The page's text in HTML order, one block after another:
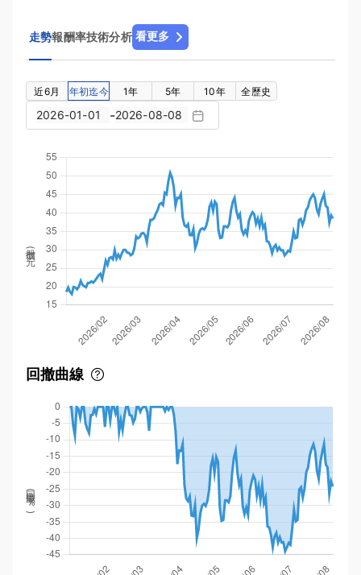
走勢報酬率技術分析 看更多
近6月 年初迄今 1年 5年 10年 全歷史
-
股價(元)
回撤曲線
回撤率(
%
)